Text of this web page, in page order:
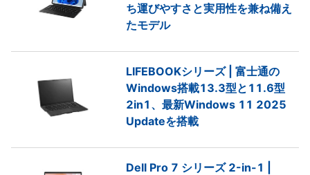
ち運びやすさと実用性を兼ね備え
たモデル
LIFEBOOKシリーズ | 富士通の
Windows搭載13.3型と11.6型
2in1、最新Windows 11 2025
Updateを搭載
Dell Pro 7 シリーズ 2-in-1 |